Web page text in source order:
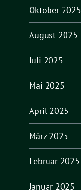
Oktober 2025
August 2025
Juli 2025
Mai 2025
April 2025
März 2025
Februar 2025
Januar 2025